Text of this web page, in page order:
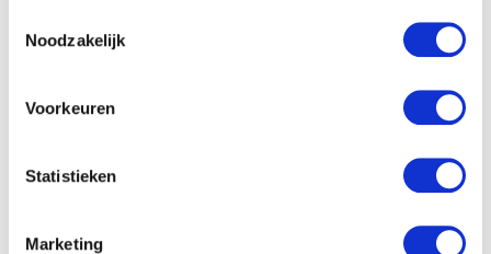
Noodzakelijk
Voorkeuren
Statistieken
Marketing